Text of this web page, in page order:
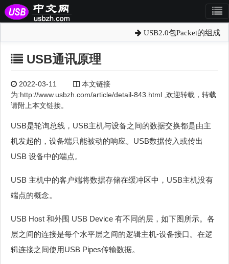
USB2.0包Packet的组成
USB通讯原理
2022-03-11
本文链接
为:http://www.usbzh.com/article/detail-843.html ,欢迎转载，转载
请附上本文链接。
USB是轮询总线，USB主机与设备之间的数据交换都是由主
机发起的，设备端只能被动的响应。USB数据传入或传出
USB 设备中的端点。
USB 主机中的客户端将数据存储在缓冲区中，USB主机没有
端点的概念。
USB Host 和外围 USB Device 有不同的层，如下图所示。各
层之间的连接是每个水平层之间的逻辑主机-设备接口。在逻
辑连接之间使用USB Pipes传输数据。